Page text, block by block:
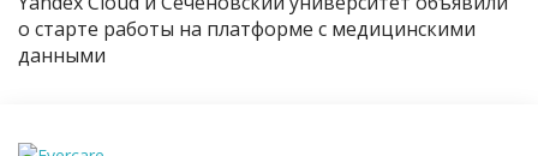
о старте работы на платформе с медицинскими
данными